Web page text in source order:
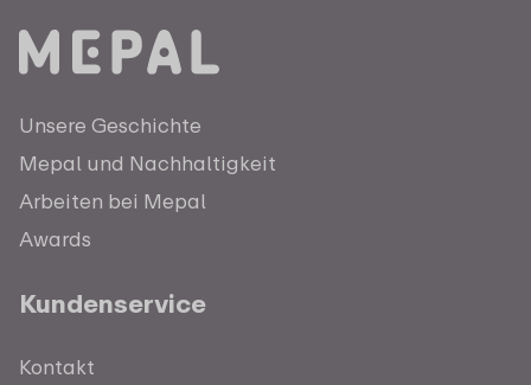
Unsere Geschichte
Mepal und Nachhaltigkeit
Arbeiten bei Mepal
Awards
Kundenservice
Kontakt